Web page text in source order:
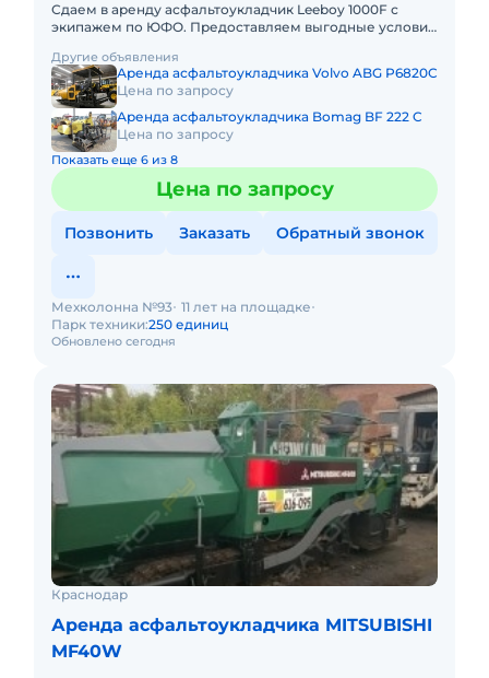
Сдаем в аренду асфальтоукладчик Leeboy 1000F с
экипажем по ЮФО. Предоставляем выгодные условия
федеральном окр
Другие объявления
Аренда асфальтоукладчика Volvo ABG P6820C
Цена по запросу
Аренда асфальтоукладчика Bomag BF 222 C
Цена по запросу
Показать еще 6 из 8
Цена по запросу
Позвонить Заказать Обратный звонок
Обновлено сегодня
Мехколонна №93 11 лет на площадке
Парк техники:250 единиц
Краснодар
Аренда асфальтоукладчика MITSUBISHI
MF40W